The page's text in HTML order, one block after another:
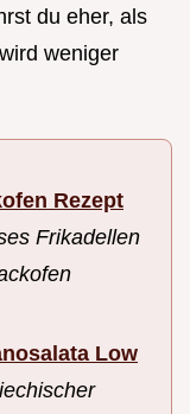
du eher, als
weniger
Rezept
Frikadellen
Low